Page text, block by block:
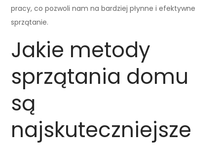
pracy, co pozwoli nam na bardziej płynne i efektywne
sprzątanie.
Jakie metody
sprzątania domu
są
najskuteczniejsze